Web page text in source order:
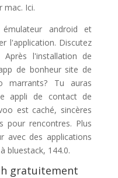
mac. Ici.
android et
l'application. Discutez
l'installation de
de bonheur site de
marrants? Tu auras
appli de contact de
est caché, sincères
pour rencontres. Plus
avec des applications
bluestack, 144.0.
gratuitement